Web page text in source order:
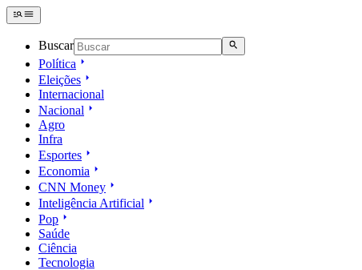
Buscar
Política
Eleições
Internacional
Nacional
Agro
Infra
Esportes
Economia
CNN Money
Inteligência Artificial
Pop
Saúde
Ciência
Tecnologia